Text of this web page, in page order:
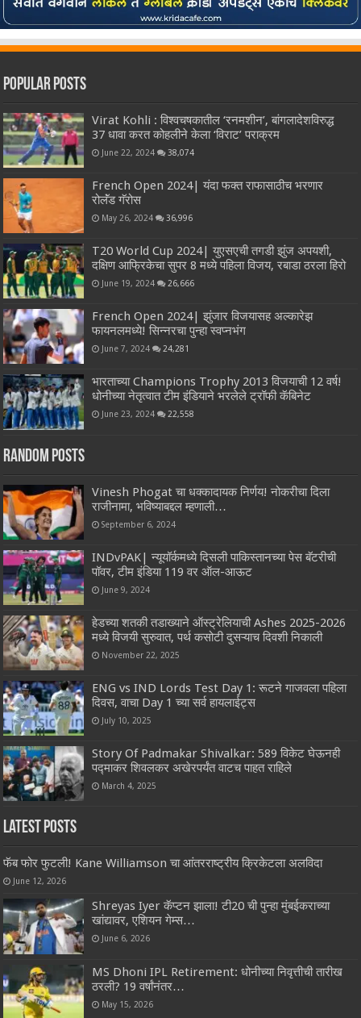
Popular Posts
Virat Kohli : विश्वचषकातील ‘रनमशीन’, बांगलादेशविरुद्ध
37 धावा करत कोहलीने केला ‘विराट’ पराक्रम
June 22, 2024 38,074
French Open 2024| यंदा फक्त राफासाठीच भरणार
रोलॅंड गॅरोस
May 26, 2024 36,996
T20 World Cup 2024| युएसएची तगडी झुंज अपयशी,
दक्षिण आफ्रिकेचा सुपर 8 मध्ये पहिला विजय, रबाडा ठरला हिरो
June 19, 2024 26,666
French Open 2024| झुंजार विजयासह अल्कारेझ
फायनलमध्ये! सिन्नरचा पुन्हा स्वप्नभंग
June 7, 2024 24,281
भारताच्या Champions Trophy 2013 विजयाची 12 वर्ष!
धोनीच्या नेतृत्वात टीम इंडियाने भरलेले ट्रॉफी कॅबिनेट
June 23, 2024 22,558
Random Posts
Vinesh Phogat चा धक्कादायक निर्णय! नोकरीचा दिला
राजीनामा, भविष्याबद्दल म्हणाली…
September 6, 2024
INDvPAK| न्यूयॉर्कमध्ये दिसली पाकिस्तानच्या पेस बॅटरीची
पॉवर, टीम इंडिया 119 वर ऑल-आऊट
June 9, 2024
हेडच्या शतकी तडाख्याने ऑस्ट्रेलियाची Ashes 2025-2026
मध्ये विजयी सुरुवात, पर्थ कसोटी दुसऱ्याच दिवशी निकाली
November 22, 2025
ENG vs IND Lords Test Day 1: रूटने गाजवला पहिला
दिवस, वाचा Day 1 च्या सर्व हायलाईट्स
July 10, 2025
Story Of Padmakar Shivalkar: 589 विकेट घेऊनही
पद्माकर शिवलकर अखेरपर्यंत वाटच पाहत राहिले
March 4, 2025
Latest Posts
फॅब फोर फुटली! Kane Williamson चा आंतरराष्ट्रीय क्रिकेटला अलविदा
June 12, 2026
Shreyas Iyer कॅप्टन झाला! टी20 ची पुन्हा मुंबईकराच्या
खांद्यावर, एशियन गेम्स…
June 6, 2026
MS Dhoni IPL Retirement: धोनीच्या निवृत्तीची तारीख
ठरली? 19 वर्षांनंतर…
May 15, 2026